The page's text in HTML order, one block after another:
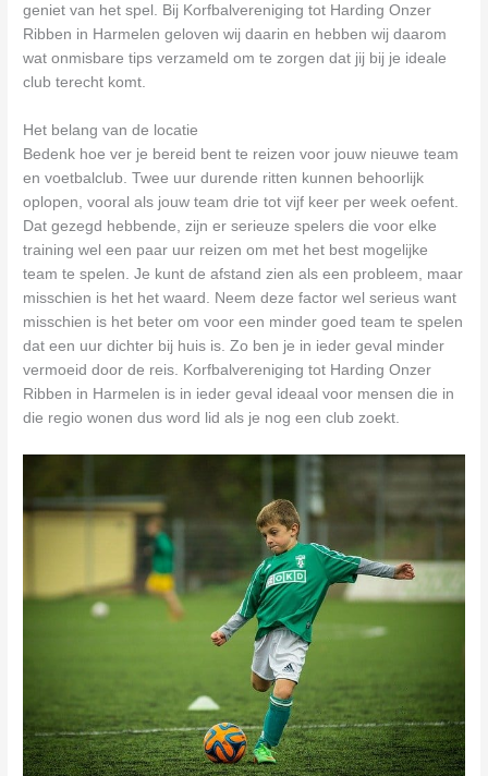
geniet van het spel. Bij Korfbalvereniging tot Harding Onzer
Ribben in Harmelen geloven wij daarin en hebben wij daarom
wat onmisbare tips verzameld om te zorgen dat jij bij je ideale
club terecht komt.
Het belang van de locatie
Bedenk hoe ver je bereid bent te reizen voor jouw nieuwe team
en voetbalclub. Twee uur durende ritten kunnen behoorlijk
oplopen, vooral als jouw team drie tot vijf keer per week oefent.
Dat gezegd hebbende, zijn er serieuze spelers die voor elke
training wel een paar uur reizen om met het best mogelijke
team te spelen. Je kunt de afstand zien als een probleem, maar
misschien is het het waard. Neem deze factor wel serieus want
misschien is het beter om voor een minder goed team te spelen
dat een uur dichter bij huis is. Zo ben je in ieder geval minder
vermoeid door de reis. Korfbalvereniging tot Harding Onzer
Ribben in Harmelen is in ieder geval ideaal voor mensen die in
die regio wonen dus word lid als je nog een club zoekt.